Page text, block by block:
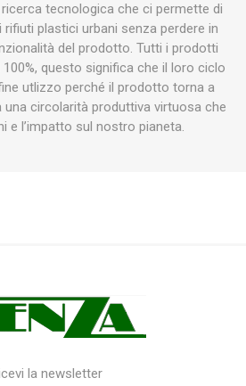
tecnologica che ci permette di
plastici urbani senza perdere in
del prodotto. Tutti i prodotti
questo significa che il loro ciclo
utlizzo perché il prodotto torna a
circolarità produttiva virtuosa che
e l’impatto sul nostro pianeta.
la newsletter